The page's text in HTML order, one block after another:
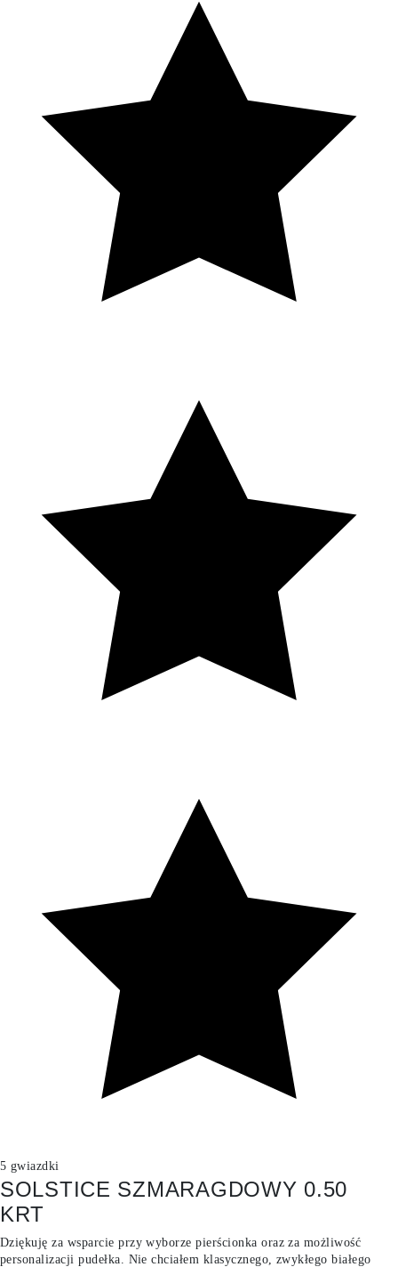
5 gwiazdki
SOLSTICE SZMARAGDOWY 0.50
KRT
Dziękuję za wsparcie przy wyborze pierścionka oraz za możliwość
personalizacji pudełka. Nie chciałem klasycznego, zwykłego białego